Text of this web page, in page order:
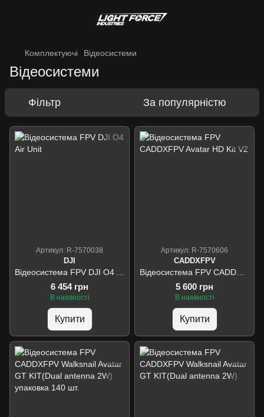
Комплектуючі Відеосистеми
Відеосистеми
Фільтр За популярністю
Артикул: R-7570038
DJI
6 454 грн
В наявності
Купити
Артикул: R-7570606
CADDXFPV
5 600 грн
В наявності
Купити